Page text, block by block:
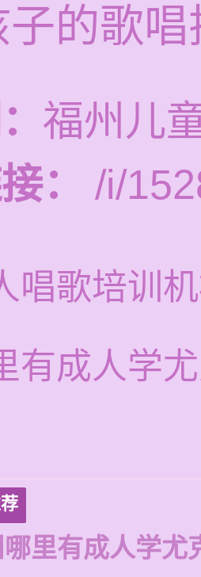
的歌
福州儿
：
/i/
唱歌培训
有成人学
里有成人学尤